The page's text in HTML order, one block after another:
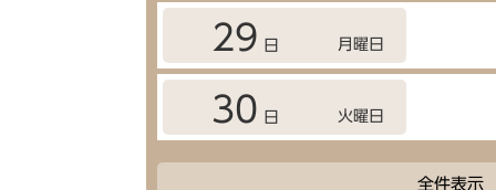
29 日 月曜日
30 日 火曜日
全件表示